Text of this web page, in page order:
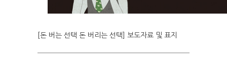
[돈 버는 선택 돈 버리는 선택] 보도자료 및 표지